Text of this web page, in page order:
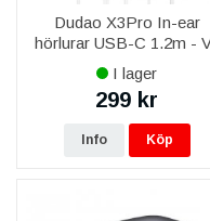
Dudao X3Pro In-ear
hörlurar USB-C 1.2m -
I lager
299 kr
Info Köp